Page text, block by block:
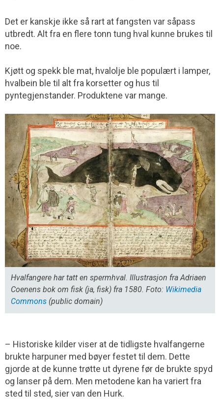
Det er kanskje ikke så rart at fangsten var såpass
utbredt. Alt fra en flere tonn tung hval kunne brukes til
noe.
Kjøtt og spekk ble mat, hvalolje ble populært i lamper,
hvalbein ble til alt fra korsetter og hus til
pyntegjenstander. Produktene var mange.
Hvalfangere har tatt en spermhval. Illustrasjon fra Adriaen
Coenens bok om fisk (ja, fisk) fra 1580. Foto: Wikimedia
Commons (public domain)
– Historiske kilder viser at de tidligste hvalfangerne
brukte harpuner med bøyer festet til dem. Dette
gjorde at de kunne trøtte ut dyrene før de brukte spyd
og lanser på dem. Men metodene kan ha variert fra
sted til sted, sier van den Hurk.